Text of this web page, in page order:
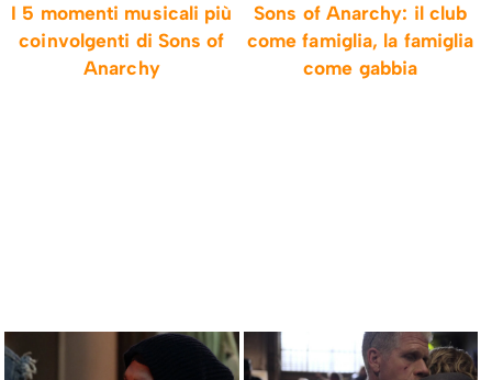
I 5 momenti musicali più
coinvolgenti di Sons of
Anarchy
Sons of Anarchy: il club
come famiglia, la famiglia
come gabbia